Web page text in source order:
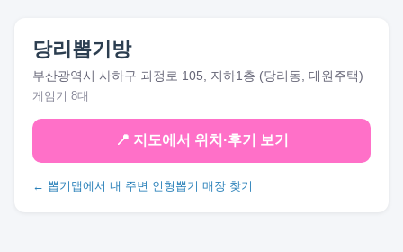
당리뽑기방
부산광역시 사하구 괴정로 105, 지하1층 (당리동, 대원주택)
게임기 8대
📍 지도에서 위치·후기 보기
← 뽑기맵에서 내 주변 인형뽑기 매장 찾기